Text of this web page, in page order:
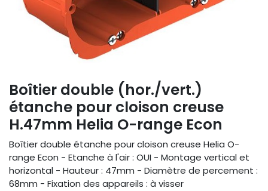
Boîtier double (hor./vert.)
étanche pour cloison creuse
H.47mm Helia O-range Econ
Boîtier double étanche pour cloison creuse Helia O-
range Econ - Etanche à l'air : OUI - Montage vertical et
horizontal - Hauteur : 47mm - Diamètre de percement :
68mm - Fixation des appareils : à visser